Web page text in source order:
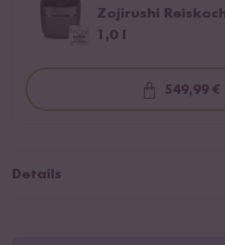
Zojirushi
1,0 l
549,99 €
Details